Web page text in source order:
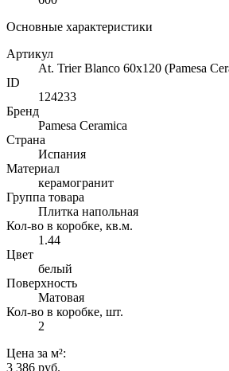
Основные характеристики
Артикул
At. Trier Blanco 60x120 (Pamesa
ID
124233
Бренд
Pamesa Ceramica
Страна
Испания
Материал
керамогранит
Группа товара
Плитка напольная
Кол-во в коробке, кв.м.
1.44
Цвет
белый
Поверхность
Матовая
Кол-во в коробке, шт.
2
Цена за м²:
3 386 руб.